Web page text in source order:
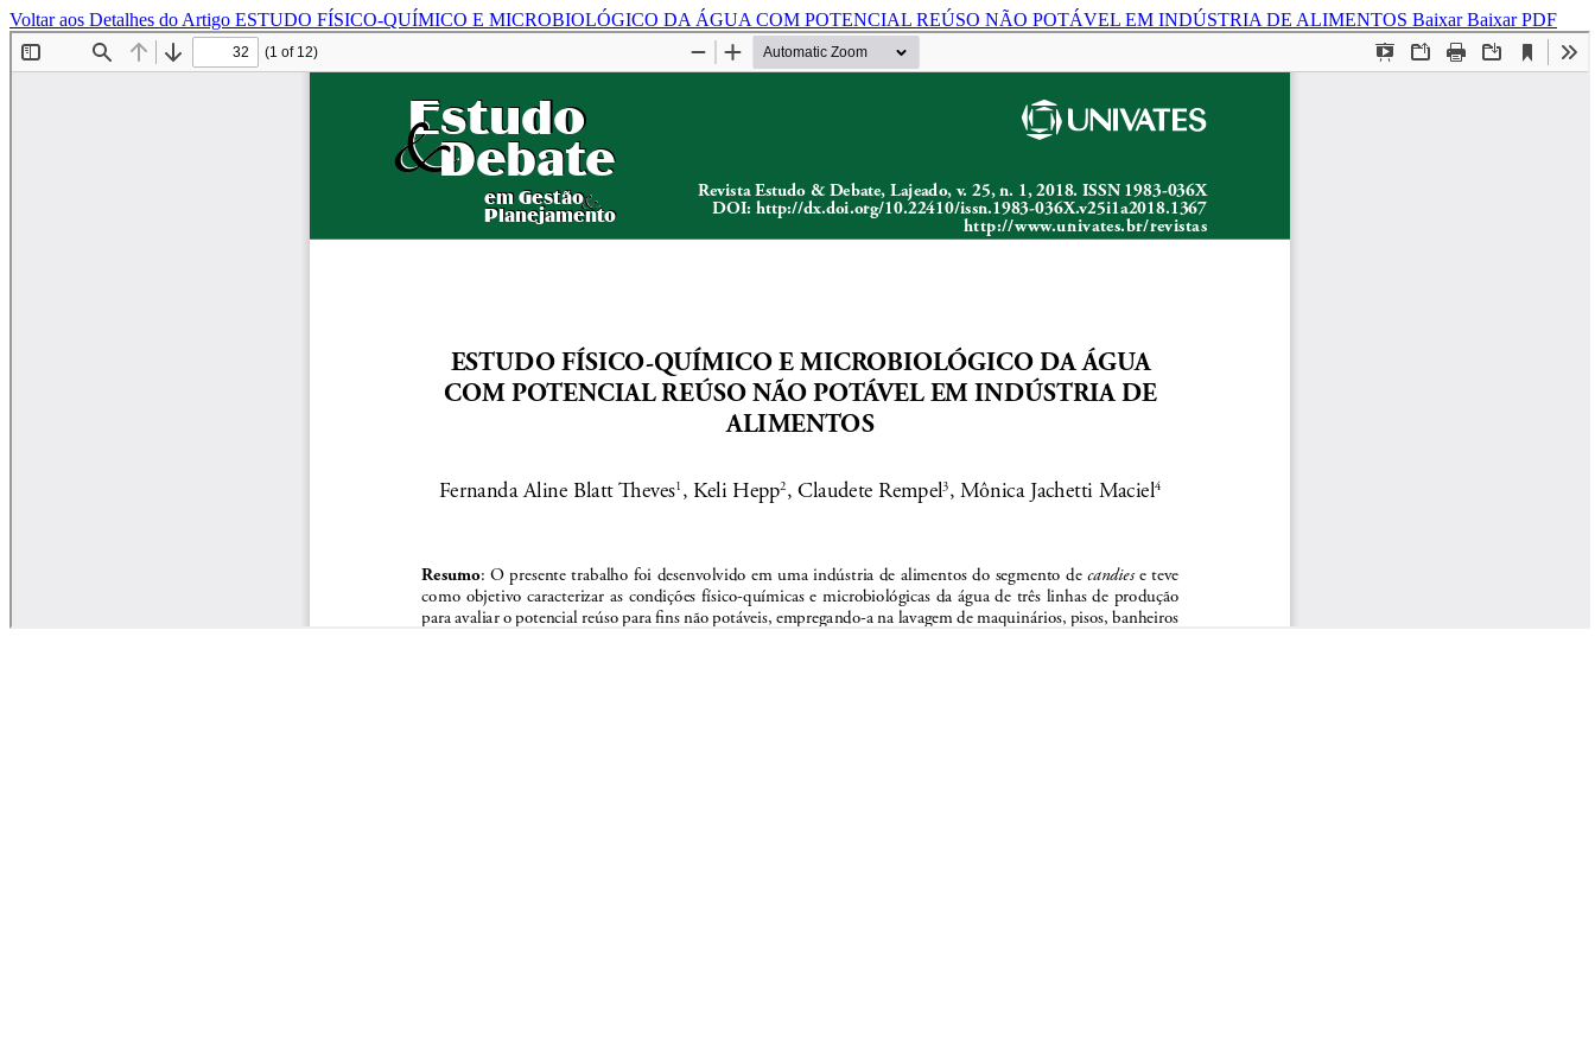
Voltar aos Detalhes do Artigo ESTUDO FÍSICO-QUÍMICO E MICROBIOLÓGICO DA ÁGUA COM POTENCIAL REÚSO NÃO POTÁVEL EM INDÚSTRIA DE ALIMENTOS BaixarBaixar PDF